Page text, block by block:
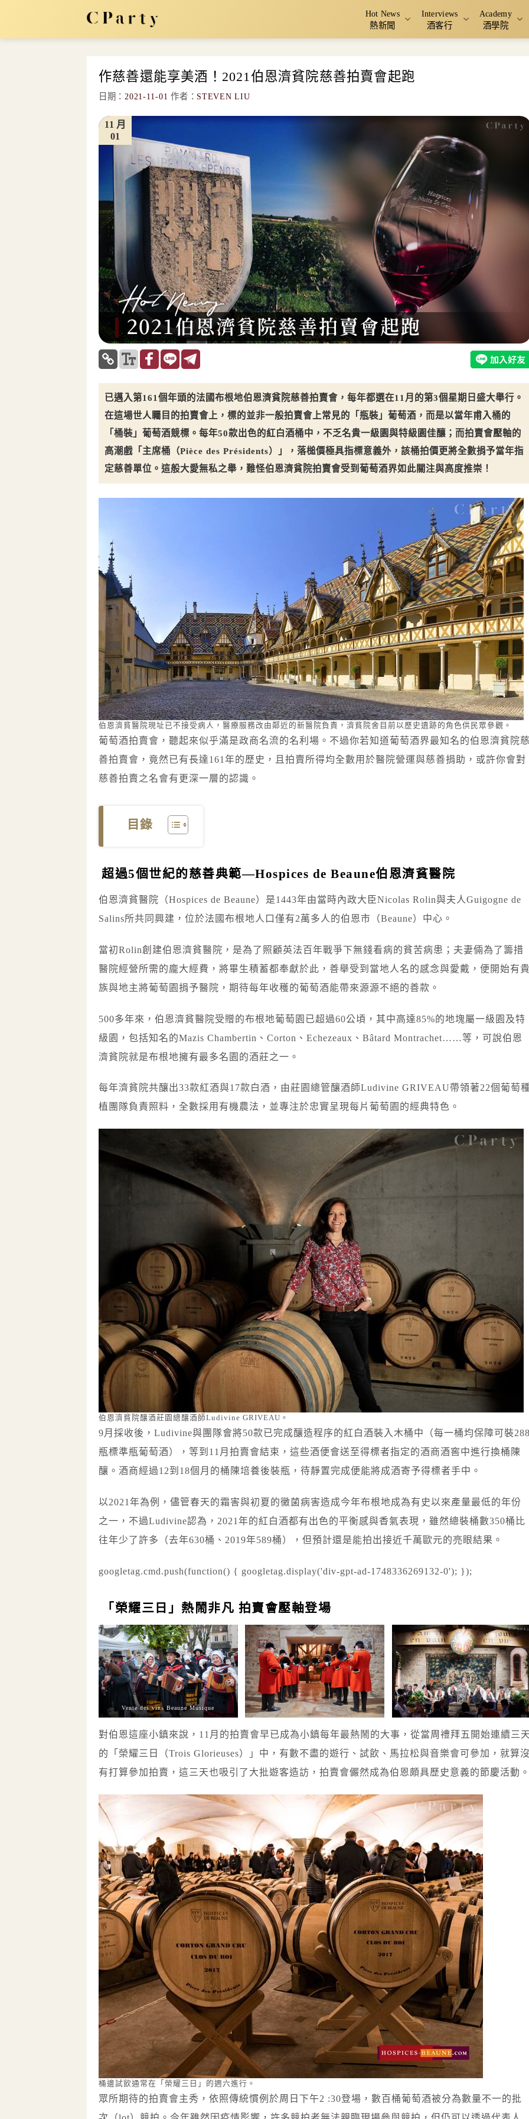
content
Hot News
熱新聞
Interviews
酒客行
Academy
酒學院
作慈善還能享美酒！2021伯恩濟貧院慈善拍賣會起跑
日期： 2021-11-01 作者： STEVEN LIU
01
11 月
已邁入第161個年頭的法國布根地伯恩濟貧院慈善拍賣會，每年都選在11月的第3個星期日盛大舉行。
在這場世人矚目的拍賣會上，標的並非一般拍賣會上常見的「瓶裝」葡萄酒，而是以當年甫入桶的
「桶裝」葡萄酒競標。每年50款出色的紅白酒桶中，不乏名貴一級園與特級園佳釀；而拍賣會壓軸的
高潮戲「主席桶（Pièce des Présidents）」，落槌價極具指標意義外，該桶拍價更將全數捐予當年指
定慈善單位。這般大愛無私之舉，難怪伯恩濟貧院拍賣會受到葡萄酒界如此關注與高度推崇！
伯恩濟貧醫院現址已不接受病人，醫療服務改由鄰近的新醫院負責，濟貧院舍目前以歷史遺跡的角色供民眾參觀。
葡萄酒拍賣會，聽起來似乎滿是政商名流的名利場。不過你若知道葡萄酒界最知名的伯恩濟貧院
善拍賣會，竟然已有長達161年的歷史，且拍賣所得均全數用於醫院營運與慈善捐助，或許你會對
慈善拍賣之名會有更深一層的認識。
目錄
超過5個世紀的慈善典範—Hospices de Beaune伯恩濟貧醫院
伯恩濟貧醫院（Hospices de Beaune）是1443年由當時內政大臣Nicolas Rolin與夫人Guigogne de
Salins所共同興建，位於法國布根地人口僅有2萬多人的伯恩市（Beaune）中心。
當初Rolin創建伯恩濟貧醫院，是為了照顧英法百年戰爭下無錢看病的貧苦病患；夫妻倆為了籌措
醫院經營所需的龐大經費，將畢生積蓄都奉獻於此，善舉受到當地人名的感念與愛戴，便開始有
族與地主將葡萄園捐予醫院，期待每年收穫的葡萄酒能帶來源源不絕的善款。
500多年來，伯恩濟貧醫院受贈的布根地葡萄園已超過60公頃，其中高達85%的地塊屬一級園及特
級園，包括知名的Mazis Chambertin、Corton、Echezeaux、Bâtard Montrachet……等，可說伯恩
濟貧院就是布根地擁有最多名園的酒莊之一。
每年濟貧院共釀出33款紅酒與17款白酒，由莊園總管釀酒師Ludivine GRIVEAU帶領著22個葡萄
植團隊負責照料，全數採用有機農法，並專注於忠實呈現每片葡萄園的經典特色。
伯恩濟貧院釀酒莊園總釀酒師Ludivine GRIVEAU。
9月採收後，Ludivine與團隊會將50款已完成釀造程序的紅白酒裝入木桶中（每一桶均保障可裝
瓶標準瓶葡萄酒），等到11月拍賣會結束，這些酒便會送至得標者指定的酒商酒窖中進行換桶陳
釀。酒商經過12到18個月的桶陳培養後裝瓶，待靜置完成便能將成酒寄予得標者手中。
以2021年為例，儘管春天的霜害與初夏的黴菌病害造成今年布根地成為有史以來產量最低的年份
之一，不過Ludivine認為，2021年的紅白酒都有出色的平衡感與香氣表現，雖然總裝桶數350桶比
往年少了許多（去年630桶、2019年589桶），但預計還是能拍出接近千萬歐元的亮眼結果。
googletag.cmd.push(function() { googletag.display('div-gpt-ad-1748336269132-0'); });
「榮耀三日」熱鬧非凡 拍賣會壓軸登場
Vente des vins Beaune Musique
對伯恩這座小鎮來說，11月的拍賣會早已成為小鎮每年最熱鬧的大事，從當周禮拜五開始連續三
的「榮耀三日（Trois Glorieuses）」中，有數不盡的遊行、試飲、馬拉松與音樂會可參加，就算
有打算參加拍賣，這三天也吸引了大批遊客造訪，拍賣會儼然成為伯恩頗具歷史意義的節慶活動
桶邊試飲通常在「榮耀三日」的週六進行。
眾所期待的拍賣會主秀，依照傳統慣例於周日下午2 :30登場，數百桶葡萄酒被分為數量不一的批